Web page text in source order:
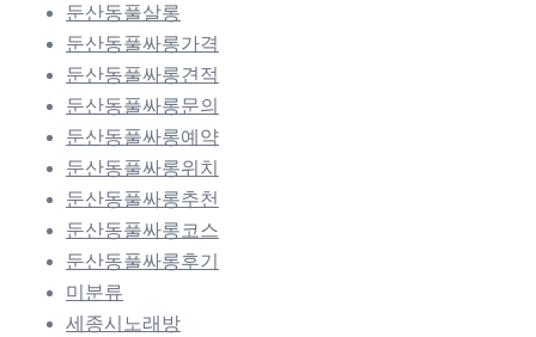
둔산동풀살롱
둔산동풀싸롱가격
둔산동풀싸롱견적
둔산동풀싸롱문의
둔산동풀싸롱예약
둔산동풀싸롱위치
둔산동풀싸롱추천
둔산동풀싸롱코스
둔산동풀싸롱후기
미분류
세종시노래방